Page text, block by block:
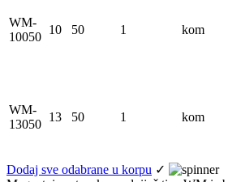
WM-
10050
10 50 1 kom
WM-
13050
13 50 1 kom
Dodaj sve odabrane u korpu ✓